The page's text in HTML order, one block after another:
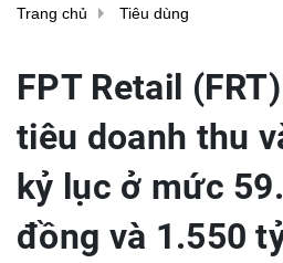
Trang chủ Tiêu dùng
FPT Retail
tiêu doanh thu
kỷ lục ở mức
đồng và 1.550